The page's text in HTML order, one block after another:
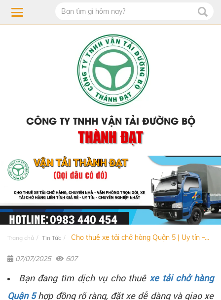
CÔNG TY TNHH VẬN TẢI ĐƯỜNG BỘ
THÀNH ĐẠT
Trang chủ Tin Tức Cho thuê xe tải chở hàng Quận 5 | Uy tín –...
07/07/2025 607
Bạn đang tìm dịch vụ cho thuêxe tải chở hàng
Quận 5hợp đồng rõ ràng, đặt xe dễ dàng và giao xe